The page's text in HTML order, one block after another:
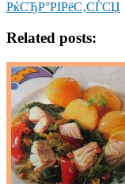
РќСЂР°РІРёС‚СЃСЏ
Related posts: